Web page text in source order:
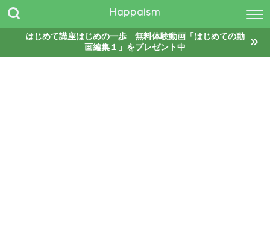
Happaism
はじめて講座はじめの一歩 無料体験動画「はじめての動
画編集１」をプレゼント中